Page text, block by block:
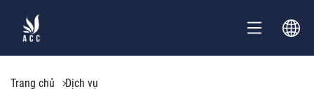
Trang chủ Dịch vụ